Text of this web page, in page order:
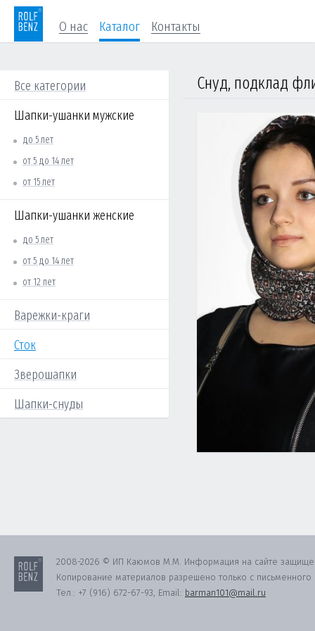
О нас Каталог Контакты
Все категории
Шапки-ушанки мужские
до 5 лет
от 5 до 14 лет
от 15 лет
Шапки-ушанки женские
до 5 лет
от 5 до 14 лет
от 12 лет
Варежки-краги
Сток
Зверошапки
Шапки-снуды
Снуд, подклад
2008-2026 © ИП Каюмов М.М. Информация на сайте
Копирование материалов разрешено только с письменного
Тел.: +7 (916) 672-67-93, Email: barman101@mail.ru